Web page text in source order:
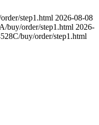
step1.html 2026-08-08
buy/order/step1.html 2026-
buy/order/step1.html